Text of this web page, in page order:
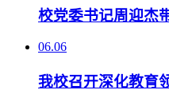
校党委书记周迎杰
06.06
我校召开深化教育